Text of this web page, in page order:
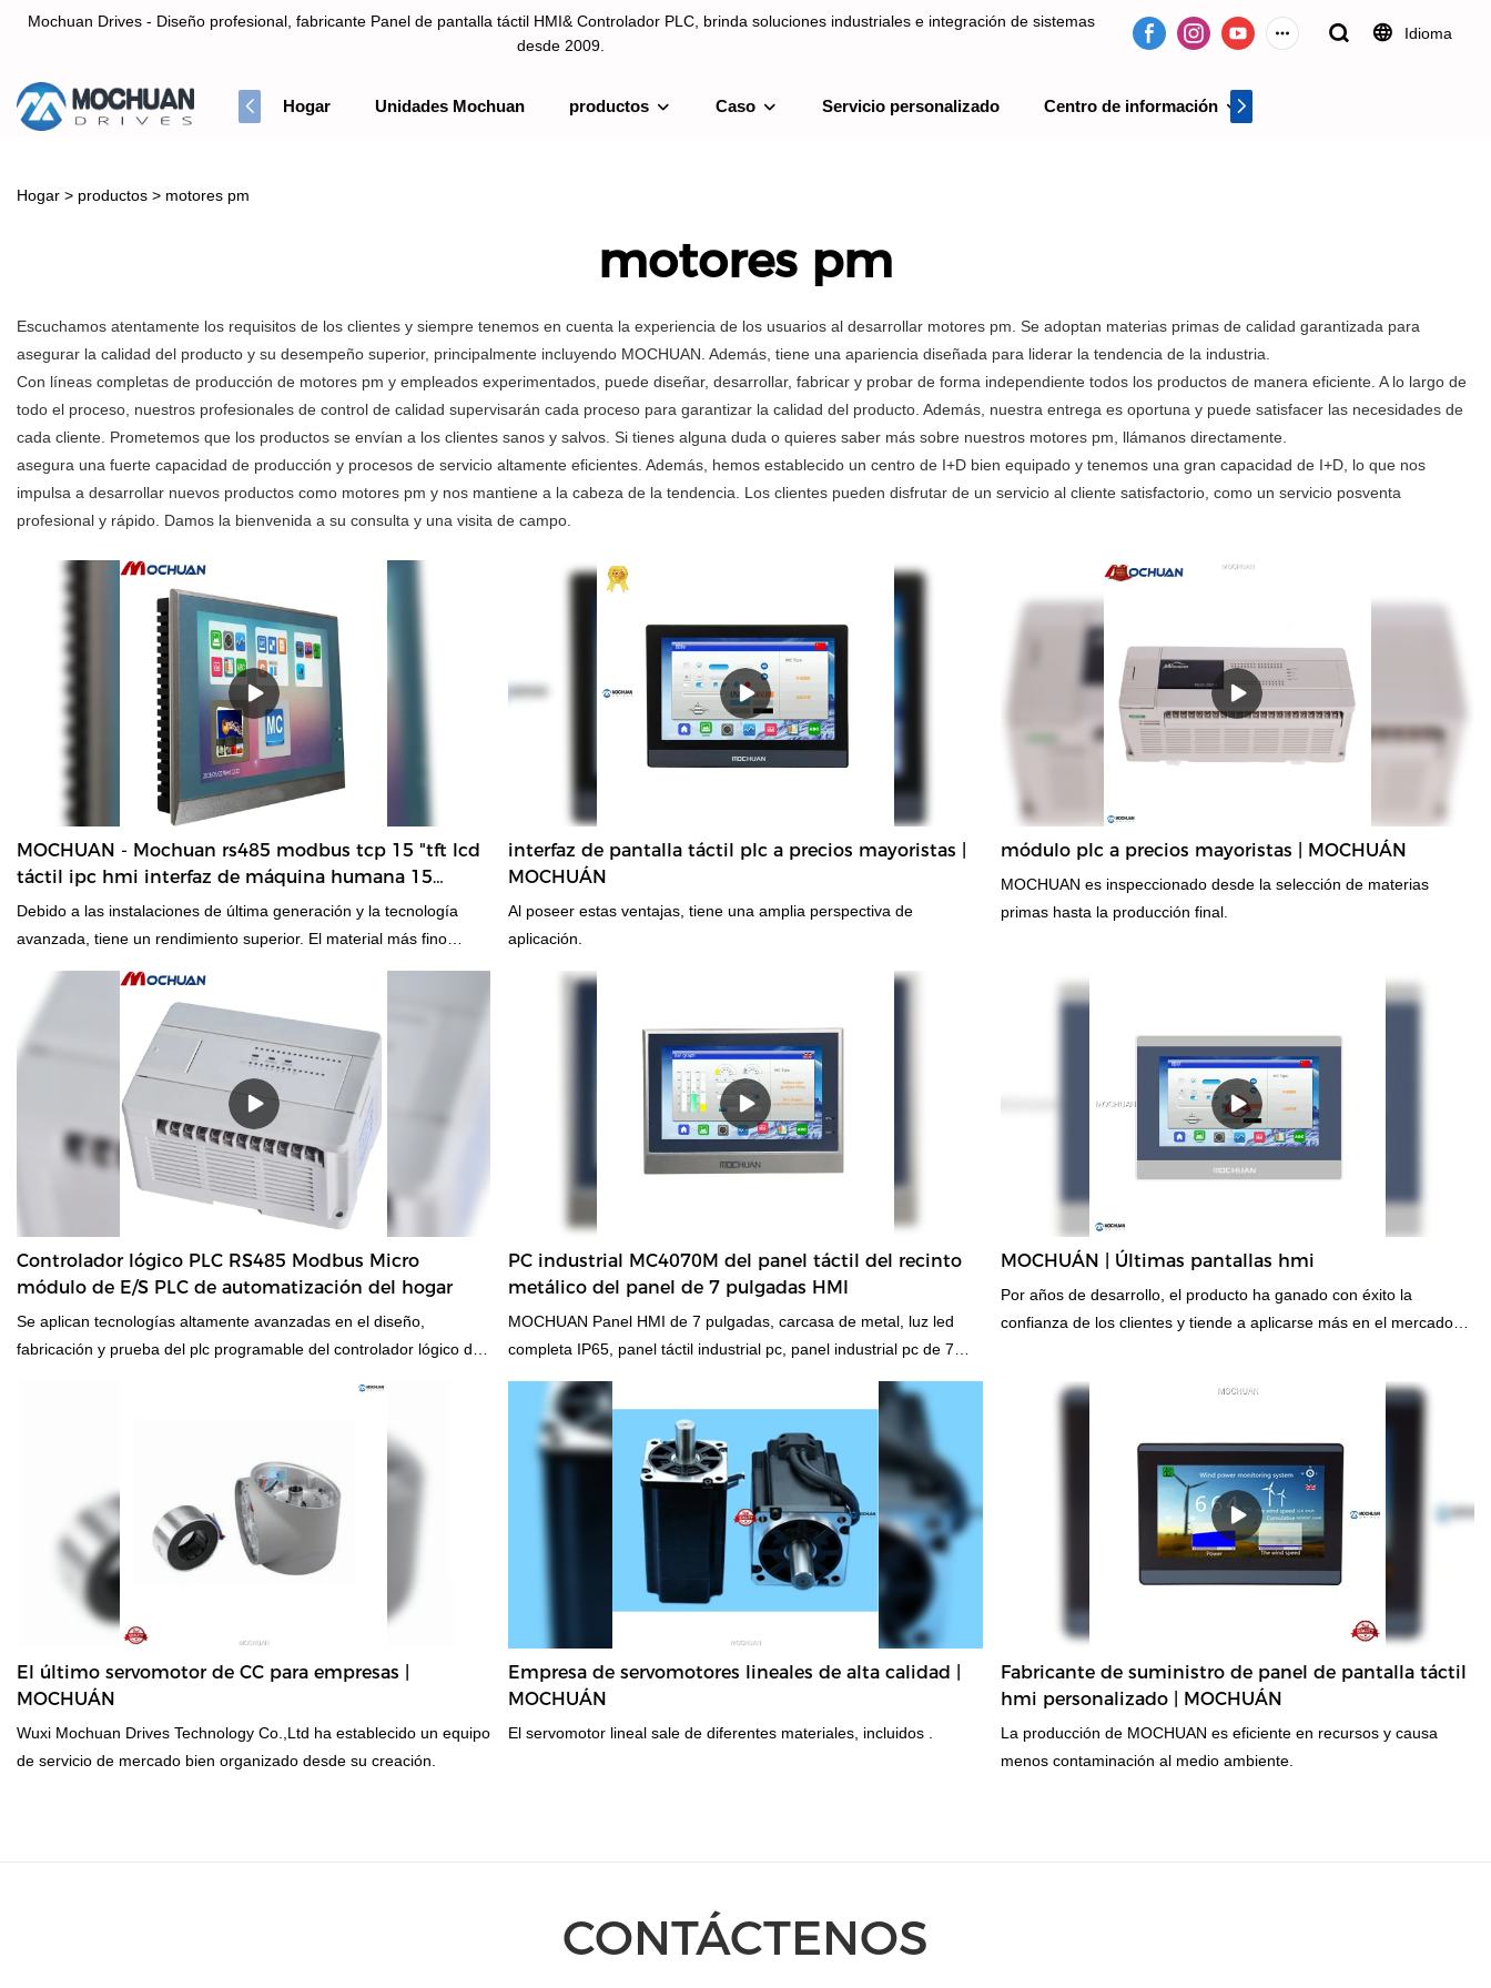
Mochuan Drives - Diseño profesional, fabricante Panel de pantalla táctil HMI& Controlador PLC, brinda soluciones industriales e integración de sistemas
desde 2009.
Idioma
Hogar Unidades Mochuan productos Caso Servicio personalizado Centro de información
Hogar > productos > motores pm
motores pm
Escuchamos atentamente los requisitos de los clientes y siempre tenemos en cuenta la experiencia de los usuarios al desarrollar motores pm. Se adoptan materias primas de calidad garantizada para
asegurar la calidad del producto y su desempeño superior, principalmente incluyendo MOCHUAN. Además, tiene una apariencia diseñada para liderar la tendencia de la industria.
Con líneas completas de producción de motores pm y empleados experimentados, puede diseñar, desarrollar, fabricar y probar de forma independiente todos los productos de manera eficiente. A lo largo de
todo el proceso, nuestros profesionales de control de calidad supervisarán cada proceso para garantizar la calidad del producto. Además, nuestra entrega es oportuna y puede satisfacer las necesidades de
cada cliente. Prometemos que los productos se envían a los clientes sanos y salvos. Si tienes alguna duda o quieres saber más sobre nuestros motores pm, llámanos directamente.
asegura una fuerte capacidad de producción y procesos de servicio altamente eficientes. Además, hemos establecido un centro de I+D bien equipado y tenemos una gran capacidad de I+D, lo que nos
impulsa a desarrollar nuevos productos como motores pm y nos mantiene a la cabeza de la tendencia. Los clientes pueden disfrutar de un servicio al cliente satisfactorio, como un servicio posventa
profesional y rápido. Damos la bienvenida a su consulta y una visita de campo.
MOCHUAN - Mochuan rs485 modbus tcp 15 "tft lcd
táctil ipc hmi interfaz de máquina humana 15
pulgadas
Debido a las instalaciones de última generación y la tecnología
avanzada, tiene un rendimiento superior. El material más fino
interfaz de pantalla táctil plc a precios mayoristas |
MOCHUÁN
Al poseer estas ventajas, tiene una amplia perspectiva de
aplicación.
módulo plc a precios mayoristas | MOCHUÁN
MOCHUAN es inspeccionado desde la selección de materias
primas hasta la producción final.
Controlador lógico PLC RS485 Modbus Micro
módulo de E/S PLC de automatización del hogar
Se aplican tecnologías altamente avanzadas en el diseño,
fabricación y prueba del plc programable del controlador lógico de
puede encontrar en el campo de los circuitos integrados.
PC industrial MC4070M del panel táctil del recinto
metálico del panel de 7 pulgadas HMI
MOCHUAN Panel HMI de 7 pulgadas, carcasa de metal, luz led
completa IP65, panel táctil industrial pc, panel industrial pc de 7
pulgadas MC4070M, en comparación con productos similares en el
mercado, tiene ventajas excepcionales incomparables en términos
de rendimiento, calidad, apariencia, etc., y disfruta de una buena
reputación en el mercado. MOCHUAN resume los defectos de
productos anteriores y los mejora continuamente. Las
especificaciones de la PC con panel táctil industrial IP65 con luz
LED completa con carcasa metálica MOCHUAN de 7 ", PC con
panel industrial MC4070M de 7 pulgadas se pueden personalizar
según sus necesidades.PC con panel táctil industrial IP65 con
carcasa metálica de 7 ", luz LED completa, PC con panel industrial
que presenta una combinación de innovaciones innovadoras.
Además, nuestros ingenieros profesionales y experimentados
pueden crear soluciones personalizadas para ayudar a diseñarlo.
MOCHUÁN | Últimas pantallas hmi
Por años de desarrollo, el producto ha ganado con éxito la
confianza de los clientes y tiende a aplicarse más en el mercado
El último servomotor de CC para empresas |
MOCHUÁN
Wuxi Mochuan Drives Technology Co.,Ltd ha establecido un equipo
de servicio de mercado bien organizado desde su creación.
Empresa de servomotores lineales de alta calidad |
MOCHUÁN
El servomotor lineal sale de diferentes materiales, incluidos .
Fabricante de suministro de panel de pantalla táctil
hmi personalizado | MOCHUÁN
La producción de MOCHUAN es eficiente en recursos y causa
menos contaminación al medio ambiente.
CONTÁCTENOS